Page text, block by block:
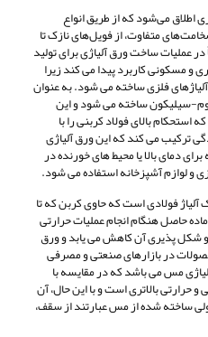
اطلاق می‌شود که از طریق انواع
متفاوت، از فویل‌های نازک تا
ساخت ورق آلیاژی برای تولید
مسکونی کاربرد پیدا می کند زیرا
فلزی ساخته می شود. به عنوان
سیلیکون ساخته می شود و این
استحکام بالای فولاد کربنی را با
ترکیب می کند که این ورق آلیاژی
دمای بالا یا محیط های خورنده در
و لوازم آشپزخانه استفاده می شود.
آلیاژ فولادی است که حاوی کربن که تا
حاصل هنگام انجام عملیات حرارتی
شکل پذیری آن کاهش می یابد و ورق
در بازارهای صنعتی و مصرفی
مس می باشد که در مقایسه با
حرارتی بالاتری است و با این حال، آن
ساخته شده از مس عبارتند از سقف،